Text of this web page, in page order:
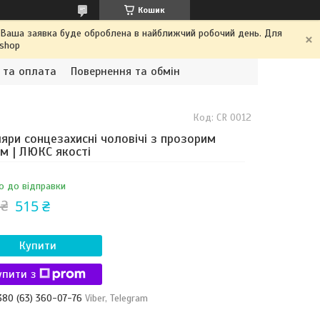
Кошик
Ваша заявка буде оброблена в найближчий робочий день. Для
оплата Повернення та обмін
сонцезахисні чоловічі з прозорим
| ЛЮКС якості
до відправки
Код: CR 0012
515 ₴
Купити
з
(63) 360-07-76 Viber, Telegram